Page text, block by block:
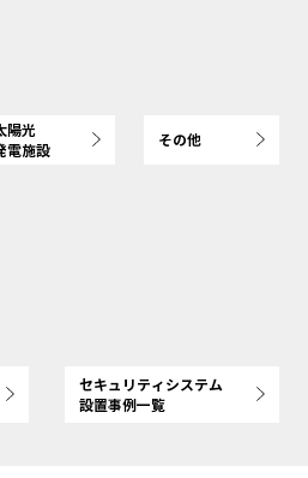
陽光
電施設
その他
セキュリティシステム
設置事例一覧